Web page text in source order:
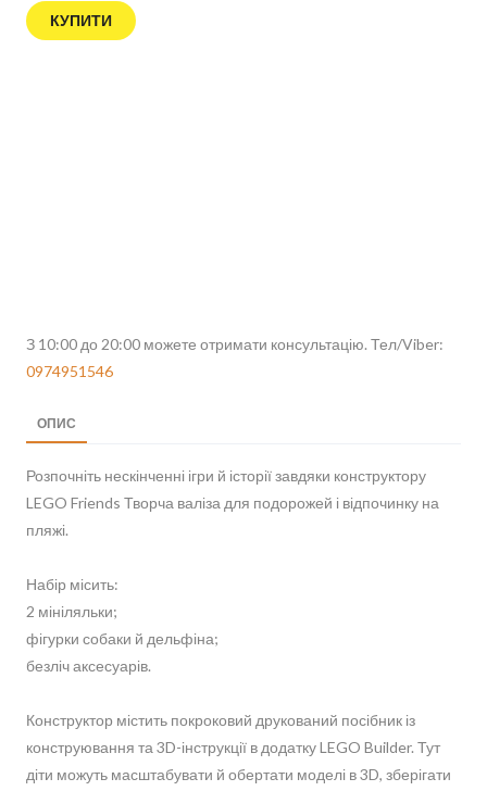
КУПИТИ
З 10:00 до 20:00 можете отримати консультацію. Тел/Viber:
0974951546
ОПИС
Розпочніть нескінченні ігри й історії завдяки конструктору
LEGO Friends Творча валіза для подорожей і відпочинку на
пляжі.
Набір місить:
2 мініляльки;
фігурки собаки й дельфіна;
безліч аксесуарів.
Конструктор містить покроковий друкований посібник із
конструювання та 3D-інструкції в додатку LEGO Builder. Тут
діти можуть масштабувати й обертати моделі в 3D, зберігати